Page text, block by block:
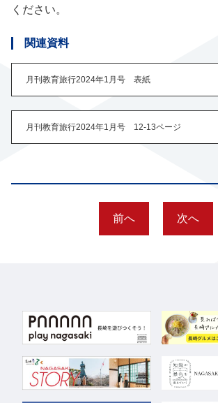
ください。
関連資料
月刊教育旅行2024年1月号 表紙
月刊教育旅行2024年1月号 12-13ページ
前へ 次へ